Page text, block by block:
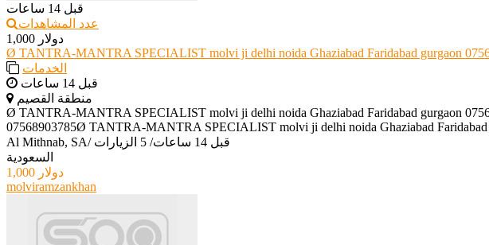
قبل 14 ساعات
عدد المشاهدات
1,000 دولار
Ø TANTRA-MANTRA SPECIALIST molvi ji delhi noida Ghaziabad Faridabad gurgaon
الخدمات
قبل 14 ساعات
منطقة القصيم
Ø TANTRA-MANTRA SPECIALIST molvi ji delhi noida Ghaziabad Faridabad gurgaon
07568903785Ø TANTRA-MANTRA SPECIALIST molvi ji delhi noida Ghaziabad
Al Mithnab, SA/ قبل 14 ساعات / 5 الزيارات
السعودية
1,000 دولار
molviramzankhan